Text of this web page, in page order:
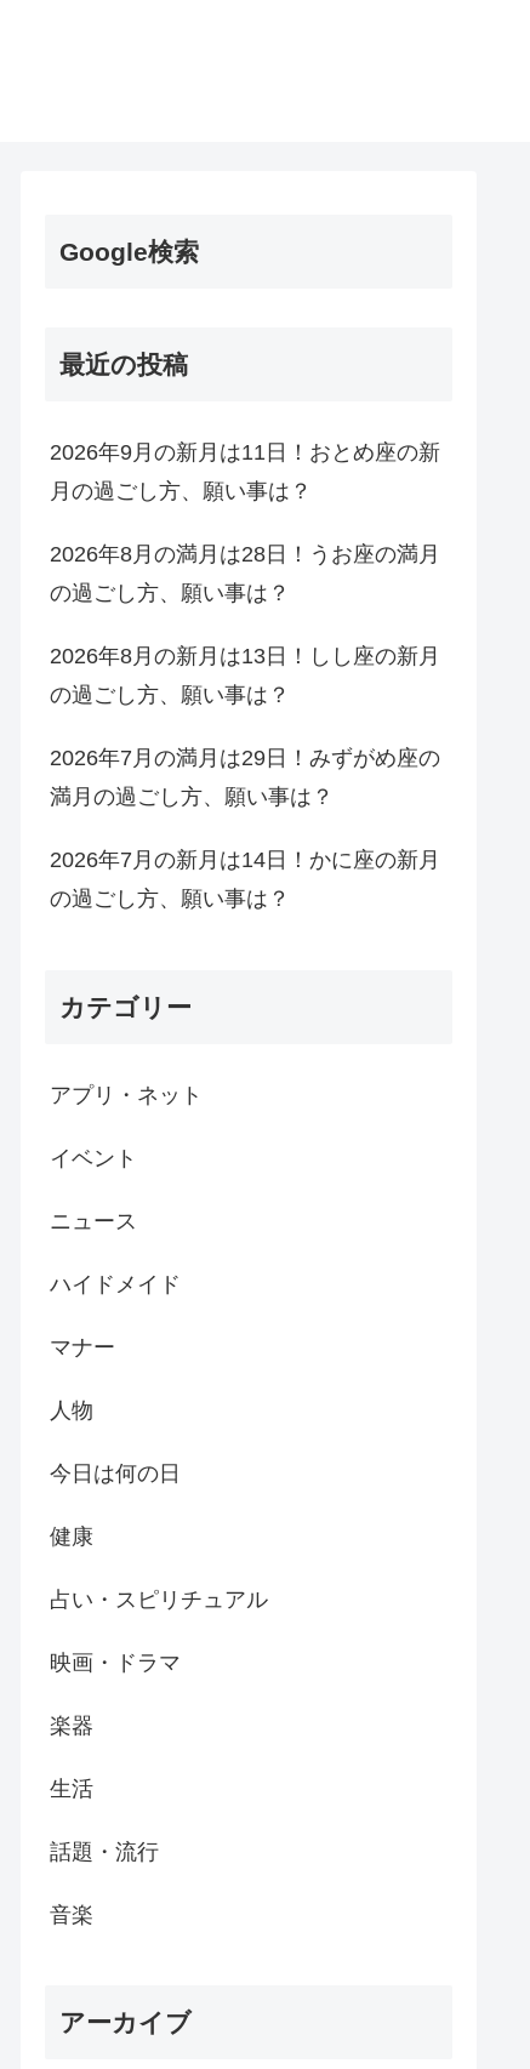
Google検索
最近の投稿
2026年9月の新月は11日！おとめ座の新
月の過ごし方、願い事は？
2026年8月の満月は28日！うお座の満月
の過ごし方、願い事は？
2026年8月の新月は13日！しし座の新月
の過ごし方、願い事は？
2026年7月の満月は29日！みずがめ座の
満月の過ごし方、願い事は？
2026年7月の新月は14日！かに座の新月
の過ごし方、願い事は？
カテゴリー
アプリ・ネット
イベント
ニュース
ハイドメイド
マナー
人物
今日は何の日
健康
占い・スピリチュアル
映画・ドラマ
楽器
生活
話題・流行
音楽
アーカイブ